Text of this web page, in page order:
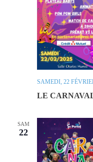
LE
SAMEDI, 22
SAM
22